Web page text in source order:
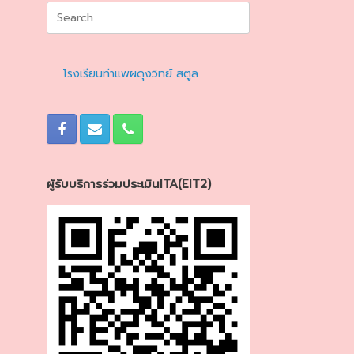
Search
for:
โรงเรียนท่าแพผดุงวิทย์ สตูล
ผู้รับบริการร่วมประเมินITA(EIT2)